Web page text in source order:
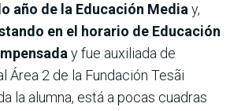
año de la Educación Mediay,
en el horario de Educación
y fue auxiliada de
Área 2 de la Fundación Tesãi
la alumna, está a pocas cuadras